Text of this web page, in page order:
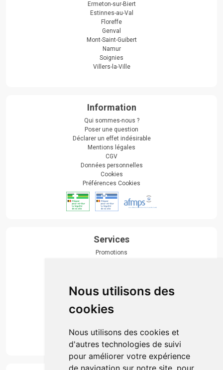
Nous utilisons des
cookies
Nous utilisons des cookies et
d'autres technologies de suivi
pour améliorer votre expérience
de navigation sur notre site, pour
Ermeton-sur-Biert
Estinnes-au-Val
Floreffe
Genval
Mont-Saint-Guibert
Namur
Soignies
Villers-la-Ville
Information
Qui sommes-nous ?
Poser une question
Déclarer un effet indésirable
Mentions légales
CGV
Données personnelles
Cookies
Préférences Cookies
Services
Promotions
Actualités & conseils
Événements
Marques
Suivez-nous